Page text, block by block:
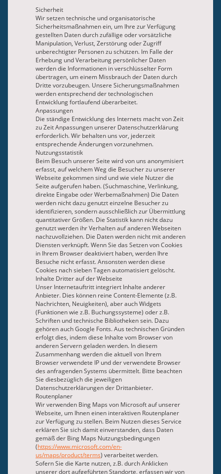
Sicherheit
Wir setzen technische und organisatorische
Sicherheitsmaßnahmen ein, um Ihre zur Verfügung
gestellten Daten durch zufällige oder vorsätzliche
Manipulation, Verlust, Zerstörung oder Zugriff
unberechtigter Personen zu schützen. Im Falle der
Erhebung und Verarbeitung persönlicher Daten
werden die Informationen in verschlüsselter Form
übertragen, um einem Missbrauch der Daten durch
Dritte vorzubeugen. Unsere Sicherungsmaßnahmen
werden entsprechend der technologischen
Entwicklung fortlaufend überarbeitet.
Anpassungen
Die ständige Entwicklung des Internets macht von Zeit
zu Zeit Anpassungen unserer Datenschutzerklärung
erforderlich. Wir behalten uns vor, jederzeit
entsprechende Änderungen vorzunehmen.
Nutzungsstatistik
Beim Besuch unserer Seite wird von uns anonymisiert
erfasst, auf welchem Weg die Besucher zu unserer
Webseite gekommen sind und wie viele Nutzer die
Seite aufgerufen haben. (Suchmaschine, Verlinkung,
direkte Eingabe oder Werbemaßnahmen) Die Daten
werden nicht dazu genutzt einzelne Besucher zu
identifizieren, sondern ausschließlich zur Übermittlung
quantitativer Größen. Die Statistik kann nicht dazu
genutzt werden ihr Verhalten auf anderen Webseiten
nachzuvollziehen. Die Daten werden nicht mit anderen
Diensten verknüpft. Wenn Sie das Setzen von Cookies
in Ihrem Browser deaktiviert haben, werden Ihre
Besuche nicht erfasst. Ansonsten werden diese
Cookies nach sieben Tagen automatisiert gelöscht.
Inhalte Dritter auf der Webseite
Unser Internetauftritt integriert Inhalte anderer
Anbieter. Dies können reine Content-Elemente (z.B.
Nachrichten, Neuigkeiten), aber auch Widgets
(Funktionen wie z.B. Buchungssysteme) oder z.B.
Schriften und technische Bibliotheken sein. Dazu
gehören auch Google Fonts. Aus technischen Gründen
erfolgt dies, indem diese Inhalte vom Browser von
anderen Servern geladen werden. In diesem
Zusammenhang werden die aktuell von Ihrem
Browser verwendete IP und der verwendete Browser
des anfragenden Systems übermittelt. Bitte beachten
Sie diesbezüglich die jeweiligen
Datenschutzerklärungen der Drittanbieter.
Routenplaner
Wir verwenden Bing Maps von Microsoft auf unserer
Webseite, um Ihnen einen interaktiven Routenplaner
zur Verfügung zu stellen. Beim Nutzen dieses Service
erklären Sie sich damit einverstanden, dass Daten
gemäß der Bing Maps Nutzungsbedingungen
(https://www.microsoft.com/en-
us/maps/product/terms) verarbeitet werden.
Sofern Sie die Karte nutzen, z.B. durch Anklicken
unserer dort aufgeführten Standorte, erfassen wir von